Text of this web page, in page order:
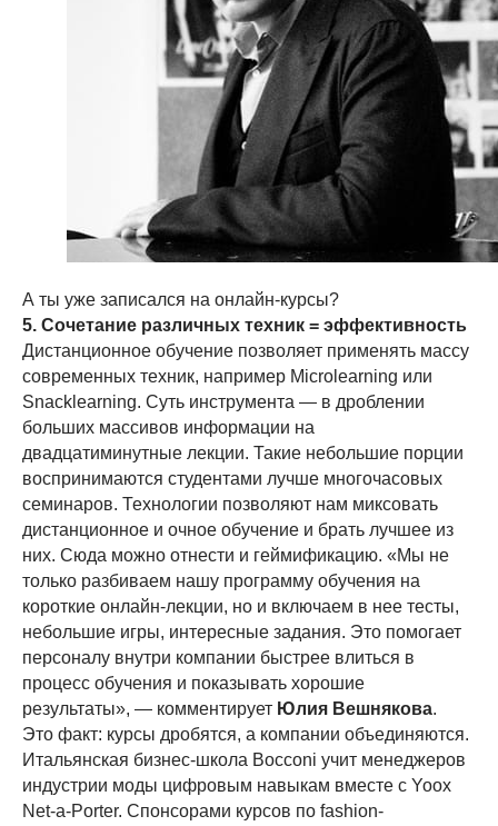
А ты уже записался на онлайн-курсы?
5. Сочетание различных техник = эффективность
Дистанционное обучение позволяет применять массу
современных техник, например Microlearning или
Snacklearning. Суть инструмента — в дроблении
больших массивов информации на
двадцатиминутные лекции. Такие небольшие порции
воспринимаются студентами лучше многочасовых
семинаров. Технологии позволяют нам миксовать
дистанционное и очное обучение и брать лучшее из
них. Сюда можно отнести и геймификацию. «Мы не
только разбиваем нашу программу обучения на
короткие онлайн-лекции, но и включаем в нее тесты,
небольшие игры, интересные задания. Это помогает
персоналу внутри компании быстрее влиться в
процесс обучения и показывать хорошие
результаты», — комментирует Юлия Вешнякова.
Это факт: курсы дробятся, а компании объединяются.
Итальянская бизнес-школа Bocconi учит менеджеров
индустрии моды цифровым навыкам вместе с Yoox
Net-a-Porter. Спонсорами курсов по fashion-